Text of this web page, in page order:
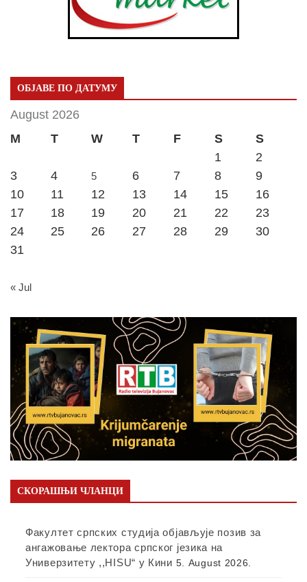
ОБЈАВЕ ПО ДАТУМУ
August 2026
M
T W T F S
S
1
2
3
4 5 6 7 8
9
10
11 12 13 14 15
16
17
18 19 20 21 22
23
24
25 26 27 28 29
30
31
« Jul
СКОРАШЊИ ЧЛАНЦИ
Факултет српских студија објављује позив за
ангажовање лектора српског језика на
Универзитету ,,HISU“ у Кини 5. August 2026.